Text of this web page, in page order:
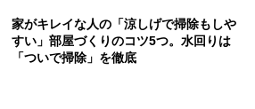
家がキレイな人の「涼しげで掃除もしや
すい」部屋づくりのコツ5つ。水回りは
「ついで掃除」を徹底